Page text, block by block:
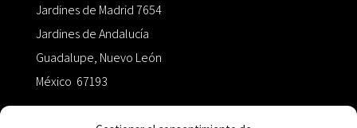
Jardines de Madrid 7654
Jardines de Andalucía
Guadalupe, Nuevo León
México 67193